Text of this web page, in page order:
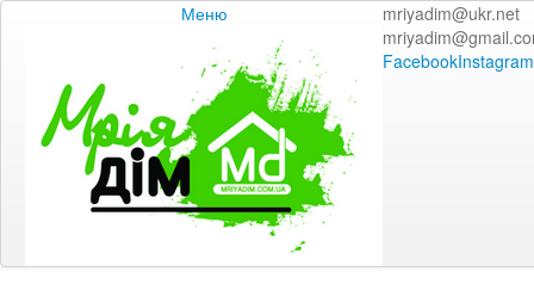
Меню
mriyadim@ukr.net
FacebookInstagram